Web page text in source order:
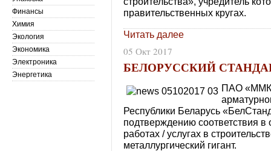
правительственных кругах.
Читать далее
05 Окт 2017
БЕЛОРУССКИЙ
ПАО
Республики Беларусь
подтверждению соответствия в
работах / услугах в
металлургический гигант.
Финансы
Химия
Экология
Экономика
Электроника
Энергетика